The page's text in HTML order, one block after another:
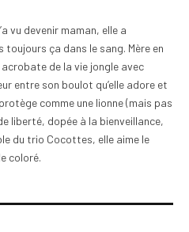
vu devenir maman, elle a
toujours ça dans le sang. Mère en
de la vie jongle avec
entre son boulot qu’elle adore et
comme une lionne (mais pas
liberté, dopée à la bienveillance,
du trio Cocottes, elle aime le
coloré.